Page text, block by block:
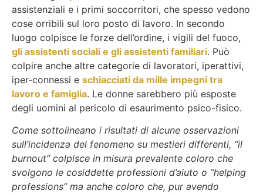
assistenziali e i primi soccorritori, che spesso vedono
cose orribili sul loro posto di lavoro. In secondo
luogo colpisce le forze dell’ordine, i vigili del fuoco,
gli assistenti sociali e gli assistenti familiari. Può
colpire anche altre categorie di lavoratori, iperattivi,
iper-connessi e schiacciati da mille impegni tra
lavoro e famiglia. Le donne sarebbero più esposte
degli uomini al pericolo di esaurimento psico-fisico.
Come sottolineano i risultati di alcune osservazioni
sull’incidenza del fenomeno su mestieri differenti, “il
burnout” colpisce in misura prevalente coloro che
svolgono le cosiddette professioni d’aiuto o “helping
professions” ma anche coloro che, pur avendo